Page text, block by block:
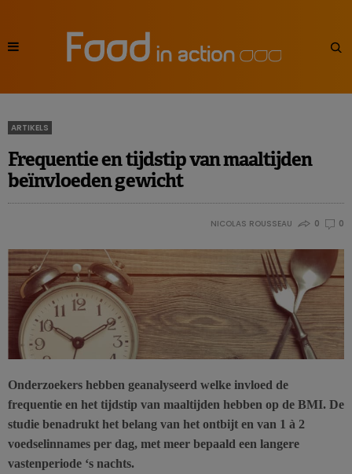
ARTIKELS
Frequentie en tijdstip van maaltijden
beïnvloeden gewicht
NICOLAS ROUSSEAU 0 0
Onderzoekers hebben geanalyseerd welke invloed de
frequentie en het tijdstip van maaltijden hebben op de BMI. De
studie benadrukt het belang van het ontbijt en van 1 à 2
voedselinnames per dag, met meer bepaald een langere
vastenperiode ‘s nachts.